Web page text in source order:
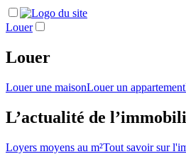
Louer
Louer
Louer une maisonLouer un appartement
L’actualité de
Loyers moyens au m²Tout savoir sur